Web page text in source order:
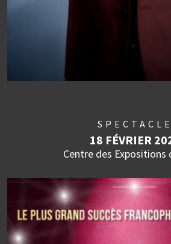
SPECTACLE
18 FÉVRIER
Centre des Expositions